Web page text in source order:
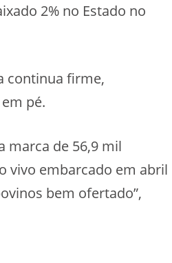
2% no Estado no
continua firme,
pé.
marca de 56,9 mil
vivo embarcado em abril
bem ofertado”,